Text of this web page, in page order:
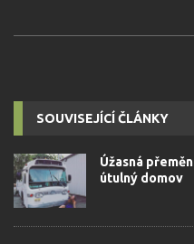
SOUVISEJÍCÍ ČLÁNKY
Úžasná
útulný domov